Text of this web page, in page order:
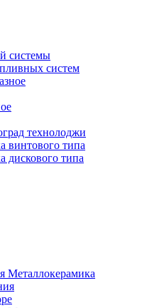
системы
систем
технолоджи
винтового типа
дискового типа
Металлокерамика